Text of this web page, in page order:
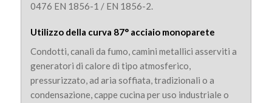
0476 EN 1856-1 / EN 1856-2.
Utilizzo della curva 87° acciaio monoparete
Condotti, canali da fumo, camini metallici asserviti a
generatori di calore di tipo atmosferico,
pressurizzato, ad aria soffiata, tradizionali o a
condensazione, cappe cucina per uso industriale o